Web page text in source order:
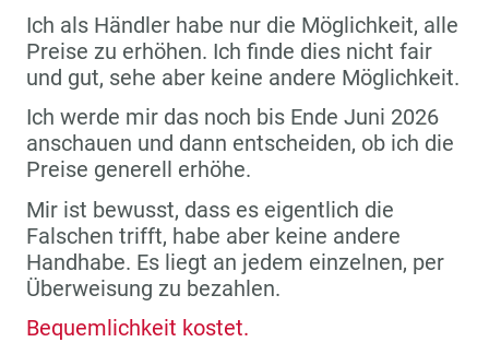
Ich als Händler habe nur die Möglichkeit, alle
Preise zu erhöhen. Ich finde dies nicht fair
und gut, sehe aber keine andere Möglichkeit.
Ich werde mir das noch bis Ende Juni 2026
anschauen und dann entscheiden, ob ich die
Preise generell erhöhe.
Mir ist bewusst, dass es eigentlich die
Falschen trifft, habe aber keine andere
Handhabe. Es liegt an jedem einzelnen, per
Überweisung zu bezahlen.
Bequemlichkeit kostet.